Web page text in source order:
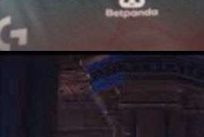
2026
레이오프, Falcons vs